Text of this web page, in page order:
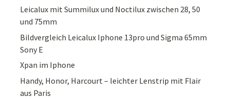
Leicalux mit Summilux und Noctilux zwischen 28, 50
und 75mm
Bildvergleich Leicalux Iphone 13pro und Sigma 65mm
Sony E
Xpan im Iphone
Handy, Honor, Harcourt – leichter Lenstrip mit Flair
aus Paris